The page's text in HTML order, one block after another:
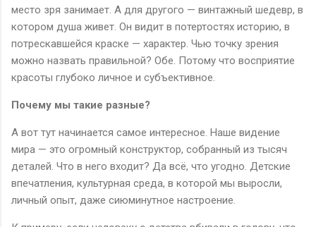
место зря занимает. А для другого — винтажный шедевр, в
котором душа живет. Он видит в потертостях историю, в
потрескавшейся краске — характер. Чью точку зрения
можно назвать правильной? Обе. Потому что восприятие
красоты глубоко личное и субъективное.
Почему мы такие разные?
А вот тут начинается самое интересное. Наше видение
мира — это огромный конструктор, собранный из тысяч
деталей. Что в него входит? Да всё, что угодно. Детские
впечатления, культурная среда, в которой мы выросли,
личный опыт, даже сиюминутное настроение.